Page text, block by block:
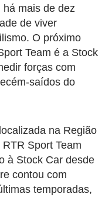
mais de dez
de viver
O próximo
Team é a Stock
forças com
saídos do
na Região
Sport Team
à Stock Car desde
contou com
temporadas,